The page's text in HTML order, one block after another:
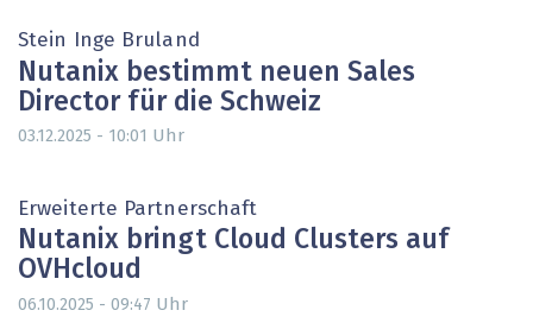
Stein Inge Bruland
Nutanix bestimmt neuen Sales
Director für die Schweiz
03.12.2025 - 10:01 Uhr
Erweiterte Partnerschaft
Nutanix bringt Cloud Clusters auf
OVHcloud
06.10.2025 - 09:47 Uhr